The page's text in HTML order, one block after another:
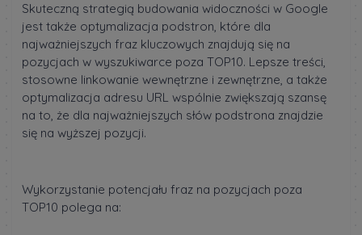
Skuteczną strategią budowania widoczności w Google
jest także optymalizacja podstron, które dla
najważniejszych fraz kluczowych znajdują się na
pozycjach w wyszukiwarce poza TOP10. Lepsze treści,
stosowne linkowanie wewnętrzne i zewnętrzne, a także
optymalizacja adresu URL wspólnie zwiększają szansę
na to, że dla najważniejszych słów podstrona znajdzie
się na wyższej pozycji.
Wykorzystanie potencjału fraz na pozycjach poza
TOP10 polega na: